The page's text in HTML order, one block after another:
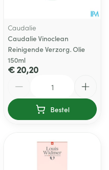
Caudalie
Caudalie Vinoclean
Reinigende Verzorg. Olie
150ml
€ 20,20
Bestel